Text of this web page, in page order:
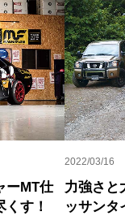
ーMT仕
す！
2022/03/16
力強さと
ッサンタ